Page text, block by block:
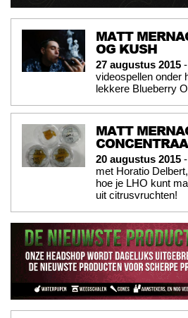
MATT
OG KUSH
27 augustus 2015
videospellen onder
lekkere Blueberry
MATT
20 augustus 2015
met Horatio
hoe je LHO kunt
uit citrusvruchten!